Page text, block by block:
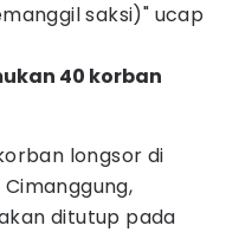
saksi)" ucap
40 korban
longsor di
ditutup pada